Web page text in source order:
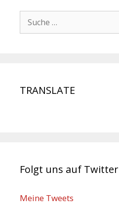
TRANSLATE
Folgt uns auf Twitter
Meine Tweets